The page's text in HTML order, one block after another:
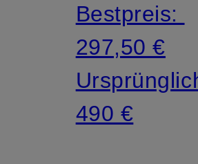
Bestpreis:
297,50 €
490 €